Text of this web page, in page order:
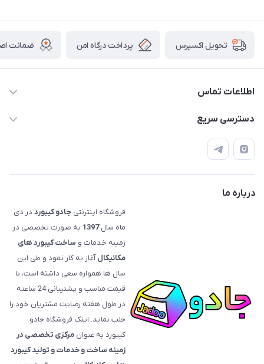
تحویل اکسپرس پرداخت درگاه امن ضمانت
اطلاعات تماس
09120992668
info@jadookb.com
حضوری، با هماهنگی)
دسترسی سریع
حساب کاربری
اصطلاحات و مفاهیم مرتبط به کیبوردهای مکانیکال
درباره ما
فروشگاه اینترنتی جادو کیبورد در دی
ماه سال1397 به صورت تخصصی در
زمینه خدمات و ساخت کیبورد های
مکانیکالآغاز به کار نمود و طی این
سال ها همواره سعی داشته است، با
قیمت‌ مناسب و پشتیبانی 24 ساعته
در طول هفته رضایت مشتریان خود را
جلب نماید. اینک فروشگاه جادو
کیبورد به عنوان مرکزی تخصصی در
زمینه ساخت و خدمات و تولید کیبورد